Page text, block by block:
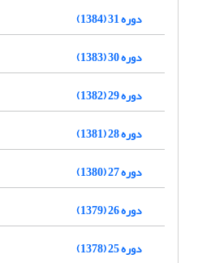
دوره 31 (1384)
دوره 30 (1383)
دوره 29 (1382)
دوره 28 (1381)
دوره 27 (1380)
دوره 26 (1379)
دوره 25 (1378)